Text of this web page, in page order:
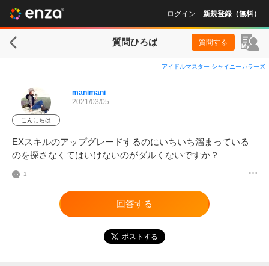
ログイン 新規登録（無料）
質問ひろば 質問する
アイドルマスター シャイニーカラーズ
こんにちは
manimani
2021/03/05
EXスキルのアップグレードするのにいちいち溜まっている
のを探さなくてはいけないのがダルくないですか？
1
回答する
ポストする